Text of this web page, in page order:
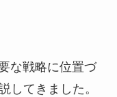
な戦略に位置づ
してきました。